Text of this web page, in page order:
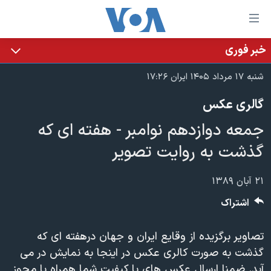
لینکهای
قابل
دسترسی
جهش
محتوای
جهش
اصلی
جهش
جستجو
خانه
نسخه سبک وب‌سایت
موضوع ها
ایران
آمریکا
ویژه برنامه‌ها
ویدیوها
برنامه های تلویزیونی
جدول برنامه ها
صفحه‌های ویژه
۲۵۰سالگی آمریکا
بایگانی برنامه‌های تلویزیونی
فرکانس‌های صدای آمریکا
یادگیری زبان انگلیسی
خبر فوری
شنبه ۱۷ مرداد ۱۴۰۵ ایران ۱۷:۲۶
گالری عکس
جمعه دوازدهم نوامبر - هفته ای که
گذشت به روایت تصویر
۲۱ آبان ۱۳۸۹
تصاویر برگزیده از وقایع ایران و جهان درهفته ای که
گذشت به صورت کالری عکس در اینجا به نمایش در می
اشتراک